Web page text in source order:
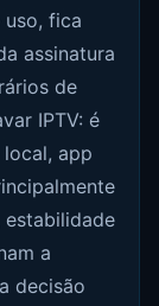
fica
assinatura
de
IPTV: é
app
estabilidade
a
decisão